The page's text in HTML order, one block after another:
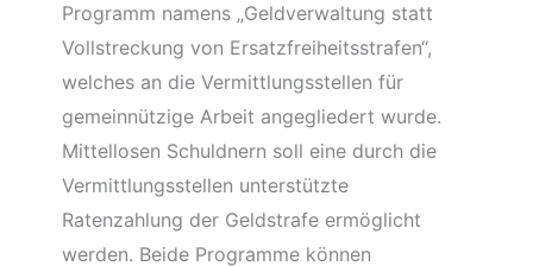
Programm namens „Geldverwaltung statt
Vollstreckung von Ersatzfreiheitsstrafen“,
welches an die Vermittlungsstellen für
gemeinnützige Arbeit angegliedert wurde.
Mittellosen Schuldnern soll eine durch die
Vermittlungsstellen unterstützte
Ratenzahlung der Geldstrafe ermöglicht
werden. Beide Programme können